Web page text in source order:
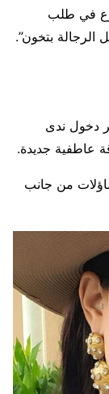
في طلب
الرجالة بتخون”.
دخول ندى
عاطفية جديدة.
من جانب